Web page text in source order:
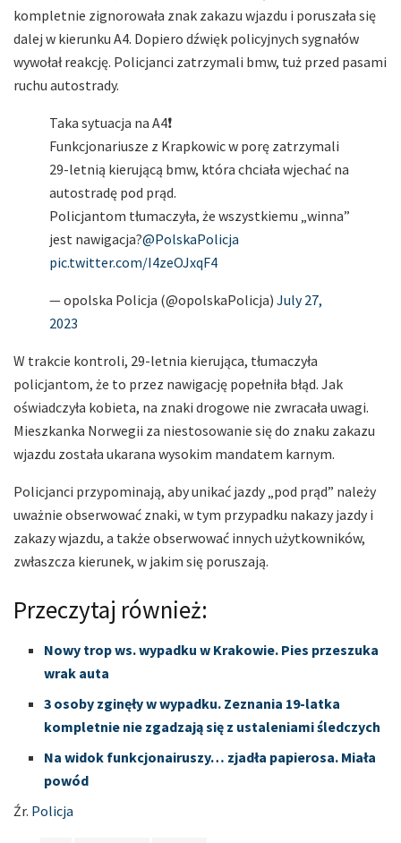
kompletnie zignorowała znak zakazu wjazdu i poruszała się
dalej w kierunku A4. Dopiero dźwięk policyjnych sygnałów
wywołał reakcję. Policjanci zatrzymali bmw, tuż przed pasami
ruchu autostrady.
Taka sytuacja na A4❗️
Funkcjonariusze z Krapkowic w porę zatrzymali
29-letnią kierującą bmw, która chciała wjechać na
autostradę pod prąd.
Policjantom tłumaczyła, że wszystkiemu „winna”
jest nawigacja?@PolskaPolicja
pic.twitter.com/I4zeOJxqF4
— opolska Policja (@opolskaPolicja) July 27,
2023
W trakcie kontroli, 29-letnia kierująca, tłumaczyła
policjantom, że to przez nawigację popełniła błąd. Jak
oświadczyła kobieta, na znaki drogowe nie zwracała uwagi.
Mieszkanka Norwegii za niestosowanie się do znaku zakazu
wjazdu została ukarana wysokim mandatem karnym.
Policjanci przypominają, aby unikać jazdy „pod prąd” należy
uważnie obserwować znaki, w tym przypadku nakazy jazdy i
zakazy wjazdu, a także obserwować innych użytkowników,
zwłaszcza kierunek, w jakim się poruszają.
Przeczytaj również:
Nowy trop ws. wypadku w Krakowie. Pies przeszuka
wrak auta
3 osoby zginęły w wypadku. Zeznania 19-latka
kompletnie nie zgadzają się z ustaleniami śledczych
Na widok funkcjonairuszy… zjadła papierosa. Miała
powód
Źr. Policja